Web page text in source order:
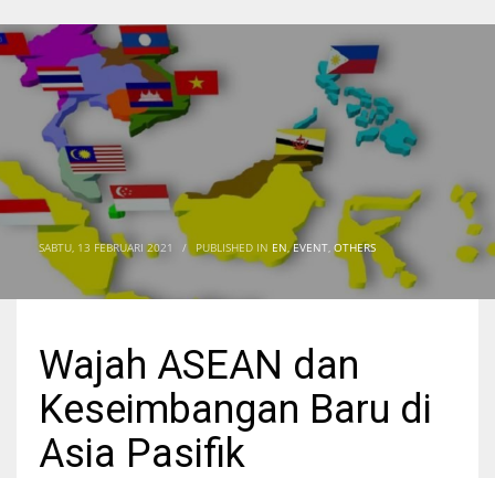
SABTU, 13 FEBRUARI 2021 / PUBLISHED IN EN ,EVENT OTHERS
Wajah ASEAN dan
Keseimbangan Baru di
Asia Pasifik